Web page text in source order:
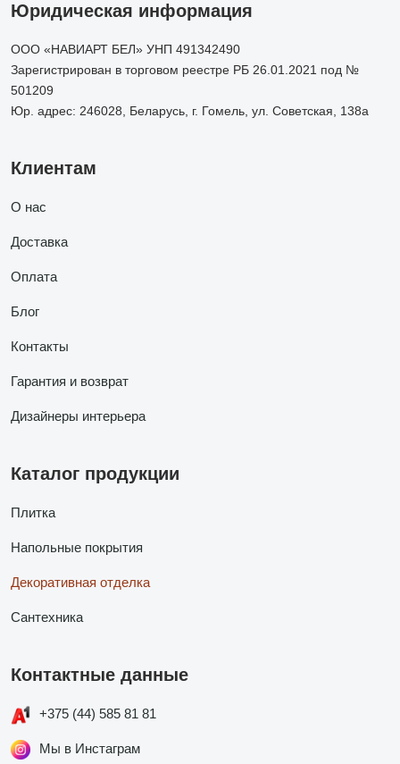
Юридическая информация
ООО «НАВИАРТ БЕЛ» УНП 491342490
Зарегистрирован в торговом реестре РБ 26.01.2021 под №
501209
Юр. адрес: 246028, Беларусь, г. Гомель, ул. Советская, 138а
Клиентам
О нас
Доставка
Оплата
Блог
Контакты
Гарантия и возврат
Дизайнеры интерьера
Каталог продукции
Плитка
Напольные покрытия
Декоративная отделка
Сантехника
Контактные данные
+375 (44) 585 81 81
Мы в Инстаграм